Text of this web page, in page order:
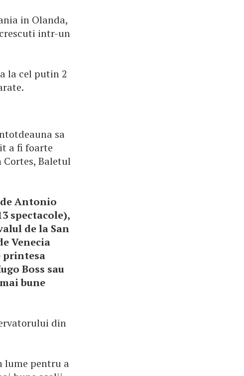
in Olanda,
intr-un
la cel putin 2
sa
a fi foarte
Cortes, Baletul
de Antonio
spectacole),
de la San
Venecia
printesa
Boss sau
bune
din
lume pentru a